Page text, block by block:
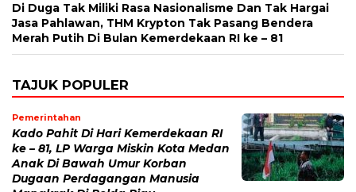
Di Duga Tak Miliki Rasa Nasionalisme Dan Tak Hargai
Jasa Pahlawan, THM Krypton Tak Pasang Bendera
Merah Putih Di Bulan Kemerdekaan RI ke – 81
TAJUK POPULER
Pemerintahan
Kado Pahit Di Hari Kemerdekaan RI
ke – 81, LP Warga Miskin Kota Medan
Anak Di Bawah Umur Korban
Dugaan Perdagangan Manusia